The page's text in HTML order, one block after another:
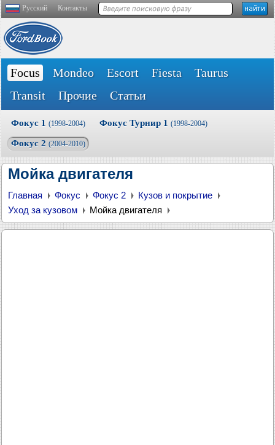
Русский Контакты
Focus Mondeo Escort Fiesta
Taurus
Transit
Прочие Статьи
Фокус 1 (1998-2004) Фокус Турнир 1 (1998-2004)
Фокус 2 (2004-2010)
Мойка двигателя
Главная Фокус Фокус 2
Кузов и покрытие
Уход за кузовом
Мойка двигателя